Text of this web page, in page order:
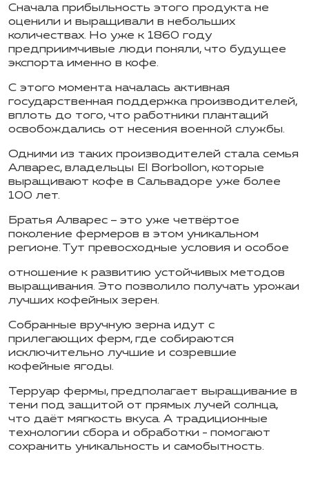
Сначала прибыльность этого продукта не
оценили и выращивали в небольших
количествах. Но уже к 1860 году
предприимчивые люди поняли, что будущее
экспорта именно в кофе.
С этого момента началась активная
государственная поддержка производителей,
вплоть до того, что работники плантаций
освобождались от несения военной службы.
Одними из таких производителей стала семья
Алварес, владельцы El Borbollon, которые
выращивают кофе в Сальвадоре уже более
100 лет.
Братья Алварес – это уже четвёртое
поколение фермеров в этом уникальном
регионе. Тут превосходные условия и особое
отношение к развитию устойчивых методов
выращивания. Это позволило получать урожаи
лучших кофейных зерен.
Собранные вручную зерна идут с
прилегающих ферм, где собираются
исключительно лучшие и созревшие
кофейные ягоды.
Терруар фермы, предполагает выращивание в
тени под защитой от прямых лучей солнца,
что даёт мягкость вкуса. А традиционные
технологии сбора и обработки - помогают
сохранить уникальность и самобытность.